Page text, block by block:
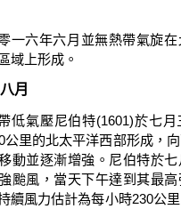
一六年六月並無熱帶氣旋
域上形成。
月
低氣壓尼伯特(1601)於七
公里的北太平洋西部形成，
動並逐漸增強。尼伯特於
颱風，當天下午達到其最
續風力估計為每小時230公